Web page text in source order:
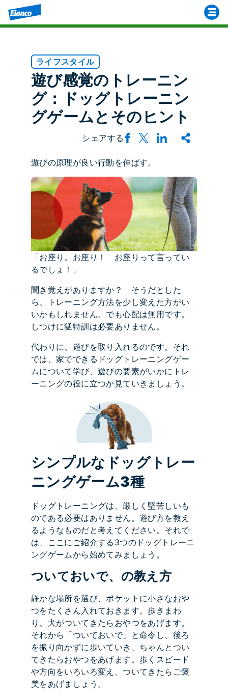
ライフスタイル
遊び感覚のトレーニン
グ：ドッグトレーニン
グゲームとそのヒント
シェアする
遊びの原理が良い行動を伸ばす。
「お座り。お座り！ お座りって言ってい
るでしょ！」
聞き覚えがありますか？ そうだとした
ら、トレーニング方法を少し変えた方がい
いかもしれません。でも心配は無用です。
しつけに猛特訓は必要ありません。
代わりに、遊びを取り入れるのです。それ
では、家でできるドッグトレーニングゲー
ムについて学び、遊びの要素がいかにトレ
ーニングの役に立つか見ていきましょう。
シンプルなドッグトレー
ニングゲーム3種
ドッグトレーニングは、厳しく堅苦しいも
のである必要はありません。遊び方を教え
るようなものだと考えてください。それで
は、ここにご紹介する3つのドッグトレーニ
ングゲームから始めてみましょう。
ついておいで、の教え方
静かな場所を選び、ポケットに小さなおや
つをたくさん入れておきます。歩きまわ
り、犬がついてきたらおやつをあげます。
それから「ついておいで」と命令し、後ろ
を振り向かずに歩いていき、ちゃんとつい
てきたらおやつをあげます。歩くスピード
や方向をいろいろ変え、ついてきたらご褒
美をあげましょう。